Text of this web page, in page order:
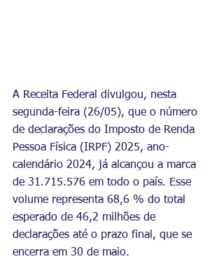
A Receita Federal divulgou, nesta
segunda-feira (26/05), que o número
de declarações do Imposto de Renda
Pessoa Física (IRPF) 2025, ano-
calendário 2024, já alcançou a marca
de 31.715.576 em todo o país. Esse
volume representa 68,6 % do total
esperado de 46,2 milhões de
declarações até o prazo final, que se
encerra em 30 de maio.